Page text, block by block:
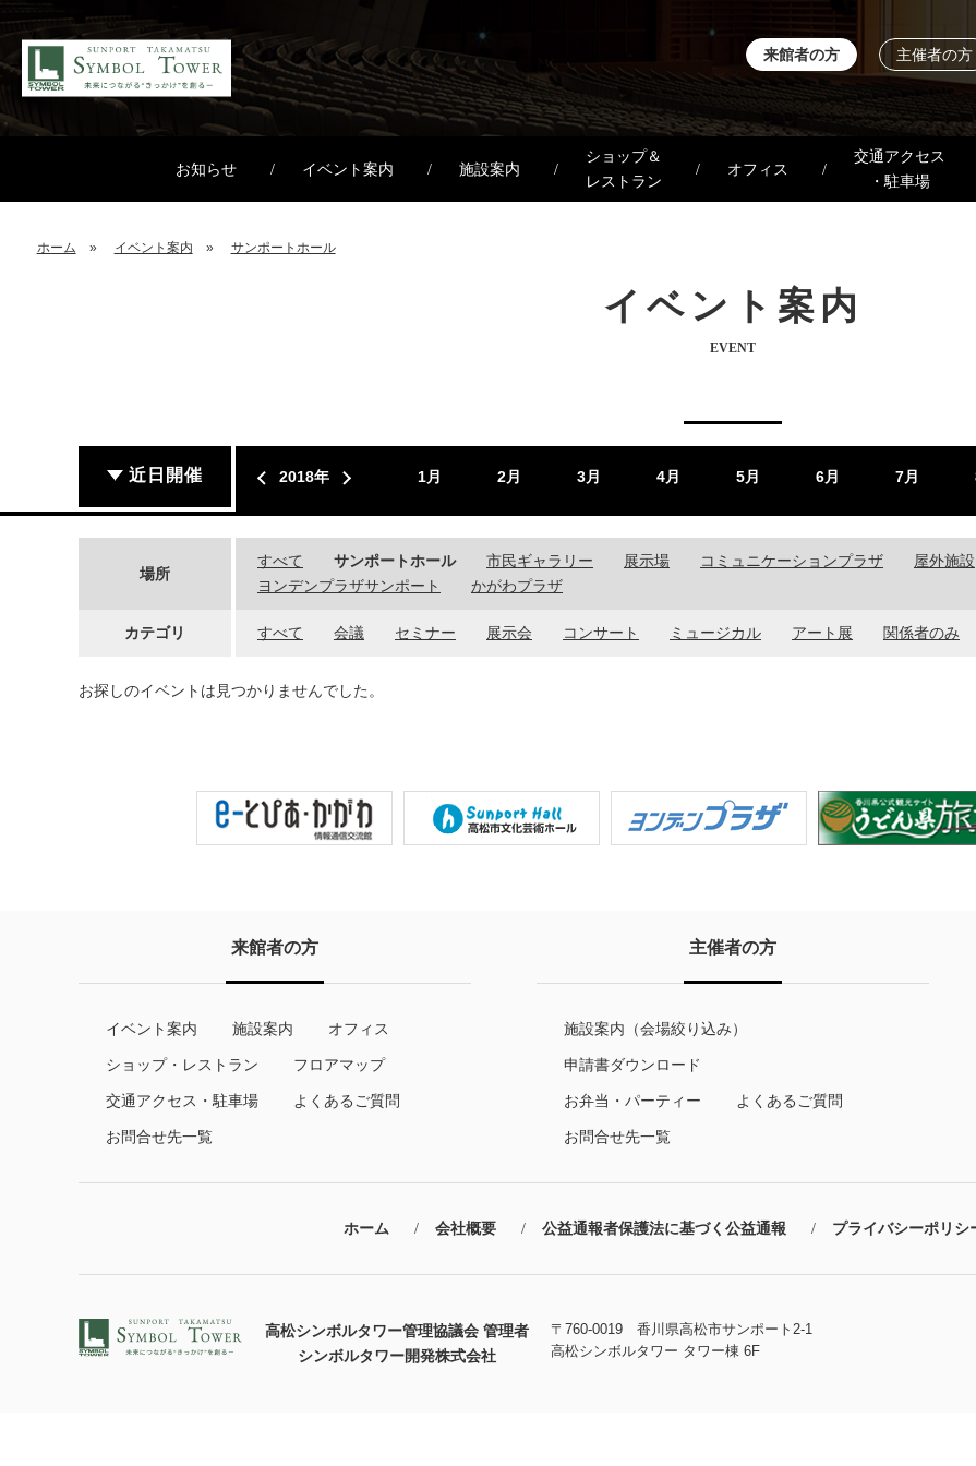
来館者の方 主催者の方
お知らせ イベント案内 施設案内
ショップ＆
レストラン
オフィス
交通アクセス
・駐車場
ホーム イベント案内 サンポートホール
イベント案内
EVENT
近日開催 2018年 1月 2月 3月 4月 5月 6月 7月
場所
すべて サンポートホール 市民ギャラリー 展示場 コミュニケーションプラザ 屋外施設
ヨンデンプラザサンポート
かがわプラザ
カテゴリ すべて 会議 セミナー 展示会 コンサート ミュージカル アート展 関係者のみ
お探しのイベントは見つかりませんでした。
来館者の方
イベント案内 施設案内 オフィス
ショップ・レストラン フロアマップ
交通アクセス・駐車場 よくあるご質問
お問合せ先一覧
主催者の方
施設案内（会場絞り込み）
申請書ダウンロード
お弁当・パーティー よくあるご質問
お問合せ先一覧
ホーム 会社概要 公益通報者保護法に基づく公益通報 プライバシーポリシ
高松シンボルタワー管理協議会 管理者
シンボルタワー開発株式会社
〒760-0019 香川県高松市サンポート2-1
高松シンボルタワー タワー棟 6F